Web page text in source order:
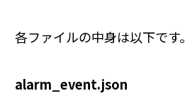
各ファイルの中身は以下です。
alarm_event.json